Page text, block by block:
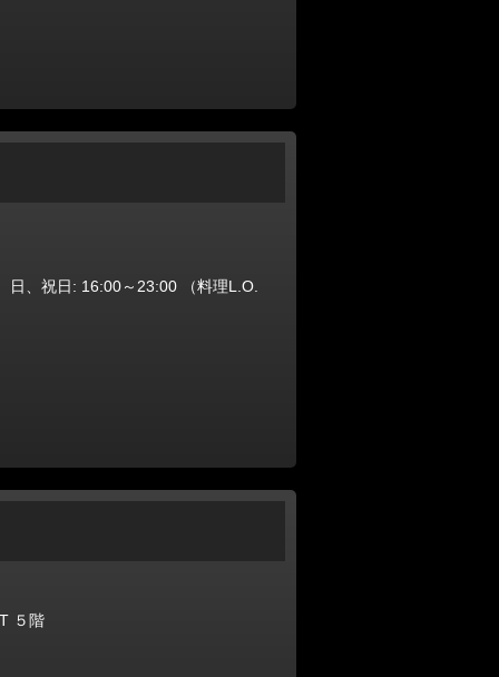
、祝日: 16:00～23:00 （料理L.O.
５階